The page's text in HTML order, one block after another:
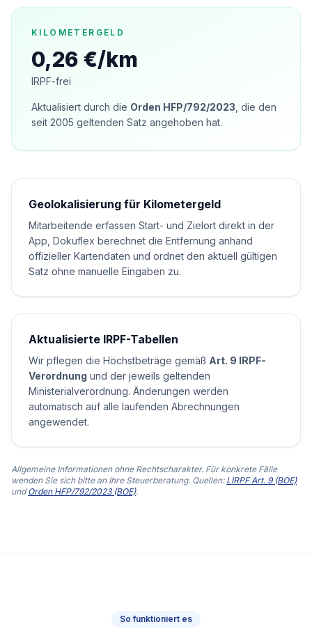
KILOMETERGELD
0,26 €/km
IRPF-frei
Aktualisiert durch die Orden HFP/792/2023 , die den
seit 2005 geltenden Satz angehoben hat.
Geolokalisierung für Kilometergeld
Mitarbeitende erfassen Start- und Zielort direkt in der
App, Dokuflex berechnet die Entfernung anhand
offizieller Kartendaten und ordnet den aktuell gültigen
Satz ohne manuelle Eingaben zu.
Aktualisierte IRPF-Tabellen
Wir pflegen die Höchstbeträge gemäß Art. 9 IRPF-
Verordnung und der jeweils geltenden
Ministerialverordnung. Änderungen werden
automatisch auf alle laufenden Abrechnungen
angewendet.
Allgemeine Informationen ohne Rechtscharakter. Für konkrete Fälle
wenden Sie sich bitte an Ihre Steuerberatung. Quellen: LIRPF Art. 9 (BOE)
undOrden HFP/792/2023 (BOE).
So funktioniert es